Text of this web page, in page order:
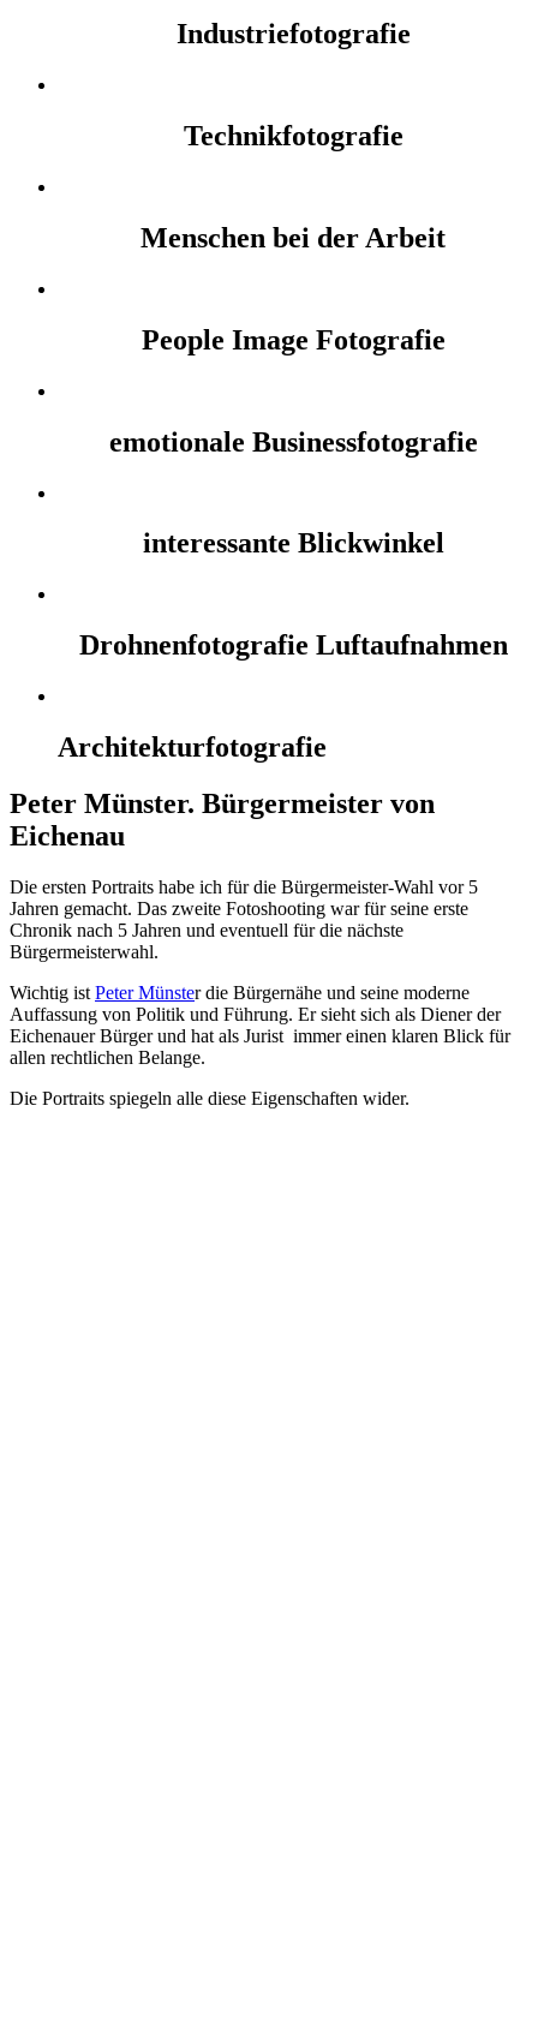
Industriefotografie
Technikfotografie
Menschen bei der Arbeit
People Image Fotografie
emotionale Businessfotografie
interessante Blickwinkel
Drohnenfotografie Luftaufnahmen
Architekturfotografie
Peter Münster. Bürgermeister von
Eichenau
Die ersten Portraits habe ich für die Bürgermeister-Wahl vor 5
Jahren gemacht. Das zweite Fotoshooting war für seine erste
Chronik nach 5 Jahren und eventuell für die nächste
Bürgermeisterwahl.
Wichtig ist Peter Münster die Bürgernähe und seine moderne
Auffassung von Politik und Führung. Er sieht sich als Diener der
Eichenauer Bürger und hat als Jurist immer einen klaren Blick für
allen rechtlichen Belange.
Die Portraits spiegeln alle diese Eigenschaften wider.